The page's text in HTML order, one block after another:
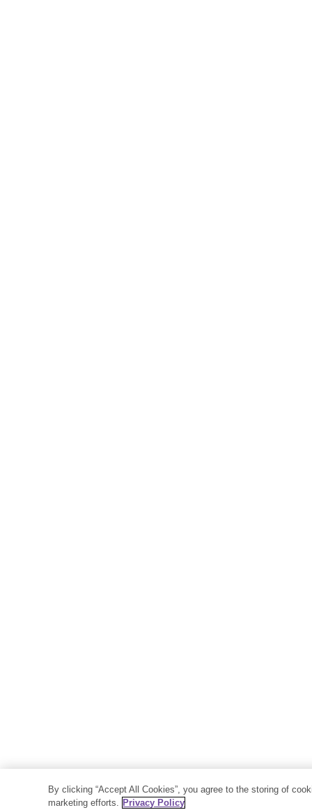
By clicking “Accept All Cookies”, you agree to the storing of
marketing efforts. Privacy Policy